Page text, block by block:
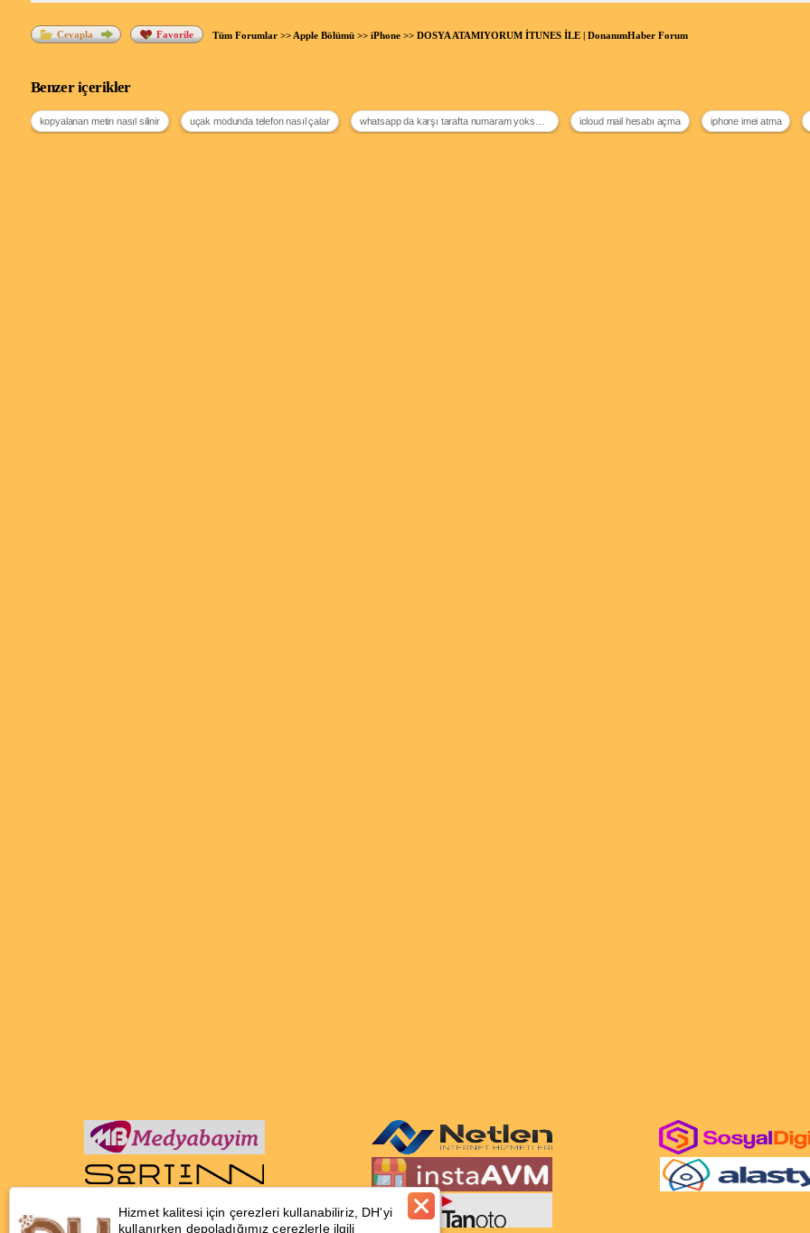
Cevapla Favorile Tüm Forumlar>> Apple Bölümü>> iPhone>> DOSYA ATAMIYORUM İTUNES İLE | DonanımHaber Forum
Benzer içerikler
kopyalanan metin nasıl silinir uçak modunda telefon nasıl çalar icloud mail hesabı açma iphone imei atma
Hizmet kalitesi için çerezleri kullanabiliriz, DH'yi
kullanırken depoladığımız çerezlerle ilgili